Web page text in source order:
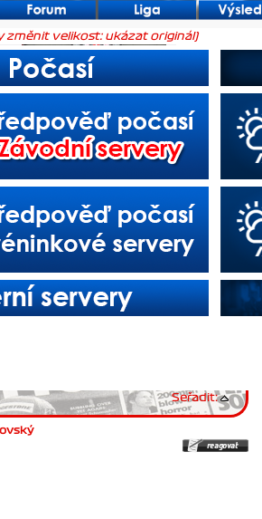
změnit velikost: ukázat originál)
Seřadit: